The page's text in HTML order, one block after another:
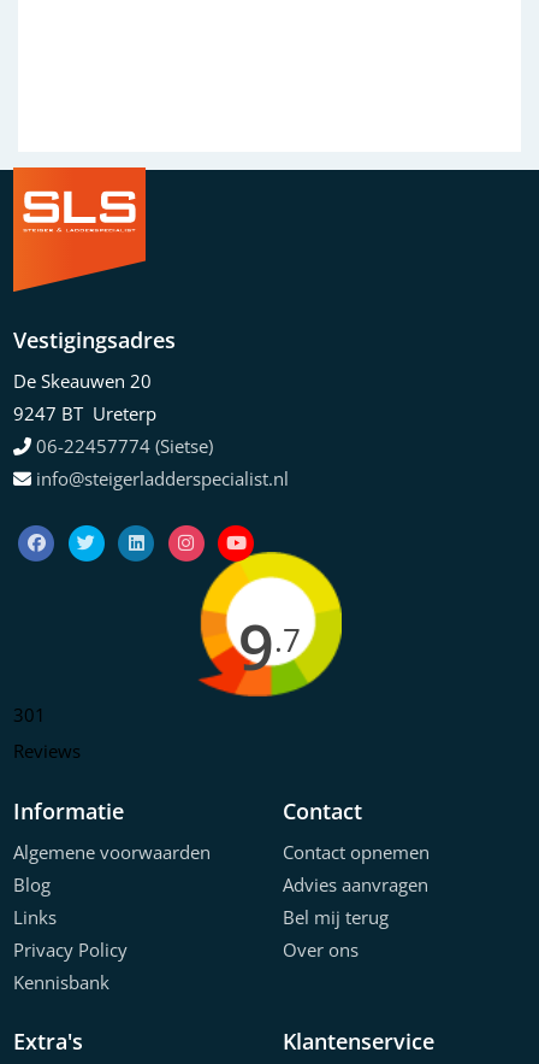
Vestigingsadres
De Skeauwen 20
9247 BT Ureterp
06-22457774 (Sietse)
info@steigerladderspecialist.nl
9.7
301
Reviews
Informatie
Algemene voorwaarden
Blog
Links
Privacy Policy
Kennisbank
Contact
Contact opnemen
Advies aanvragen
Bel mij terug
Over ons
Extra's Klantenservice